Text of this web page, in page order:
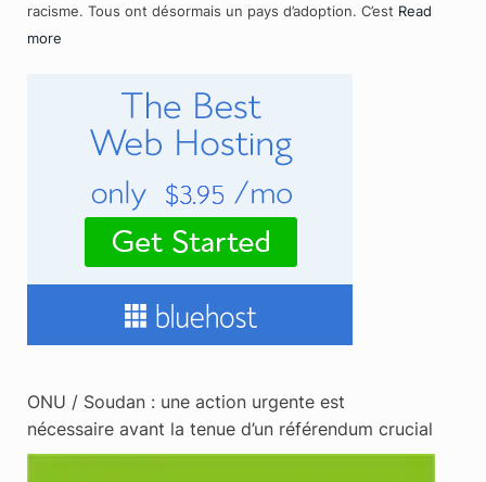
racisme. Tous ont désormais un pays d’adoption. C’est Read
more
ONU / Soudan : une action urgente est
nécessaire avant la tenue d’un référendum crucial